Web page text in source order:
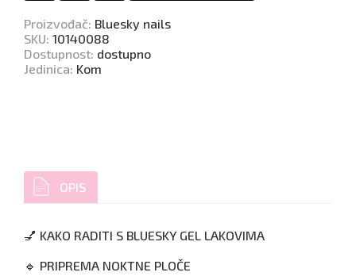
Proizvođač: Bluesky nails
SKU: 10140088
Dostupnost: dostupno
Jedinica: Kom
OPIS
💅 KAKO RADITI S BLUESKY GEL LAKOVIMA
🔹 PRIPREMA NOKTNE PLOČE